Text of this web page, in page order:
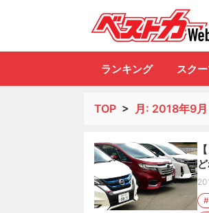
ランキング スク
TOP > 月: 2018年9月